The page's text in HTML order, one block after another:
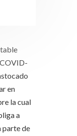
en
la cual
a
parte de